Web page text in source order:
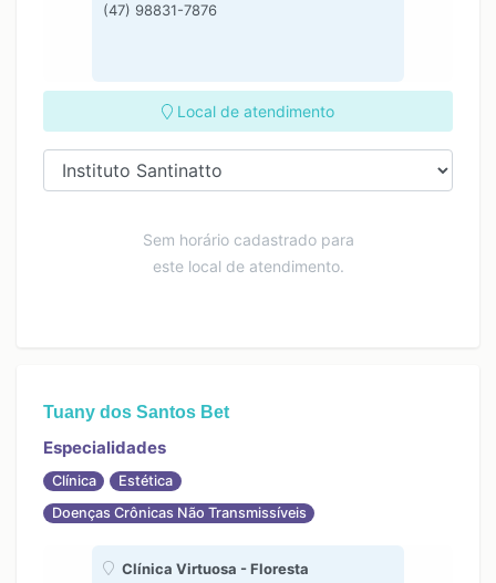
(47) 98831-7876
Local de atendimento
Sem horário cadastrado para
este local de atendimento.
Tuany dos Santos Bet
Especialidades
Clínica
Estética
Doenças Crônicas Não Transmissíveis
Clínica Virtuosa - Floresta